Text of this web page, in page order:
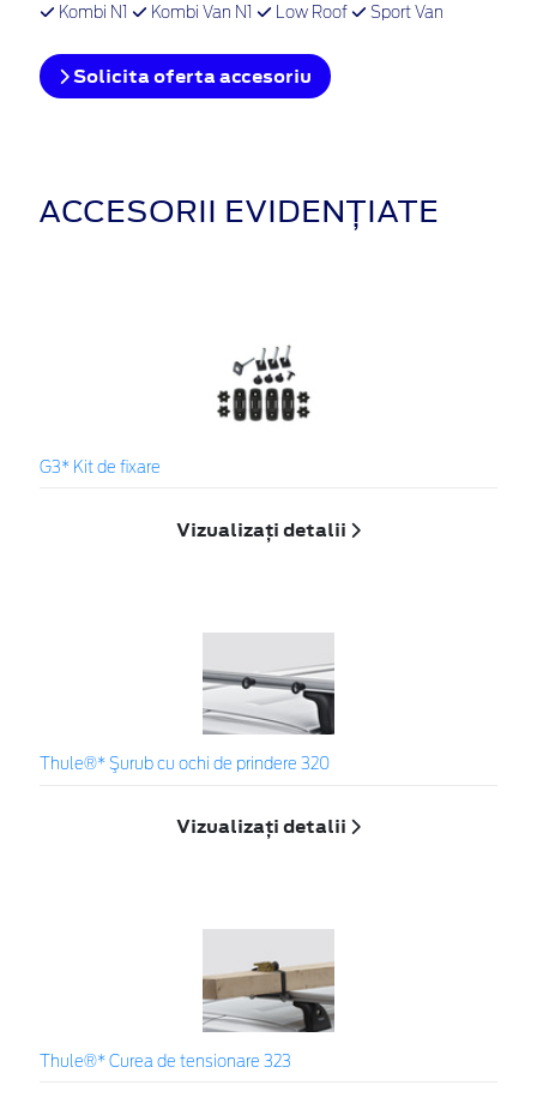
Kombi N1
Kombi Van N1 Low Roof Sport Van
Solicita oferta accesoriu
ACCESORII EVIDENȚIATE
G3* Kit de fixare
Vizualizați detalii
Thule®* Şurub cu ochi de prindere 320
Vizualizați detalii
Thule®* Curea de tensionare 323